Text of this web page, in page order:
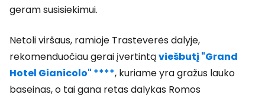
geram susisiekimui.
Netoli viršaus, ramioje Trasteverės dalyje,
rekomenduočiau gerai įvertintąviešbutį "Grand
Hotel Gianicolo" ****, kuriame yra gražus lauko
baseinas, o tai gana retas dalykas Romos